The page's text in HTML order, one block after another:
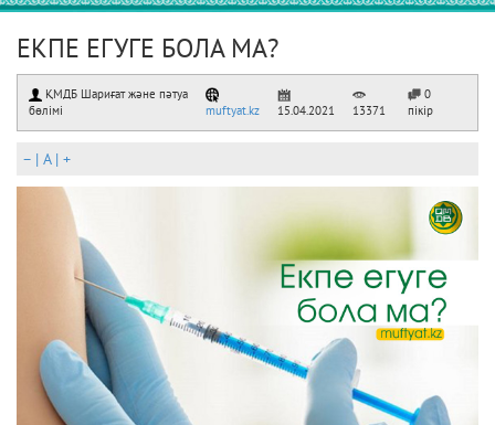
ЕКПЕ ЕГУГЕ БОЛА МА?
ҚМДБ Шариғат және пәтуа
бөлімі
muftyat.kz 15.04.2021 13371
0
пікір
– | A| +